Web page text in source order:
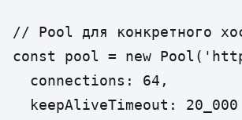
// Pool для конкретного
const pool = new
  connections: 64,
  keepAliveTimeout: 20_000